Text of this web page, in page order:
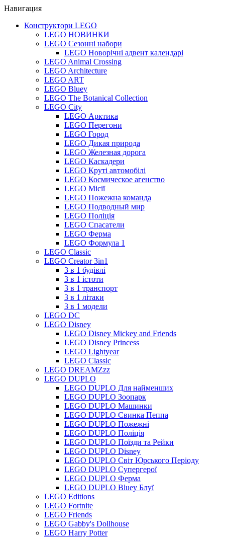
Навигация
Конструктори LEGO
LEGO НОВИНКИ
LEGO Сезонні набори
LEGO Новорічні адвент календарі
LEGO Animal Crossing
LEGO Architecture
LEGO ART
LEGO Bluey
LEGO The Botanical Collection
LEGO City
LEGO Арктика
LEGO Перегони
LEGO Город
LEGO Дикая природа
LEGO Железная дорога
LEGO Каскадери
LEGO Круті автомобілі
LEGO Космическое агенство
LEGO Місії
LEGO Пожежна команда
LEGO Подводный мир
LEGO Поліція
LEGO Спасатели
LEGO Ферма
LEGO Формула 1
LEGO Classic
LEGO Creator 3in1
3 в 1 будівлі
3 в 1 істоти
3 в 1 транспорт
3 в 1 літаки
3 в 1 модели
LEGO DC
LEGO Disney
LEGO Disney Mickey and Friends
LEGO Disney Princess
LEGO Lightyear
LEGO Classic
LEGO DREAMZzz
LEGO DUPLO
LEGO DUPLO Для найменших
LEGO DUPLO Зоопарк
LEGO DUPLO Машинки
LEGO DUPLO Свинка Пеппа
LEGO DUPLO Пожежні
LEGO DUPLO Поліція
LEGO DUPLO Поїзди та Рейки
LEGO DUPLO Disney
LEGO DUPLO Світ Юрського Періоду
LEGO DUPLO Супергерої
LEGO DUPLO Ферма
LEGO DUPLO Bluey Блуї
LEGO Editions
LEGO Fortnite
LEGO Friends
LEGO Gabby's Dollhouse
LEGO Harry Potter